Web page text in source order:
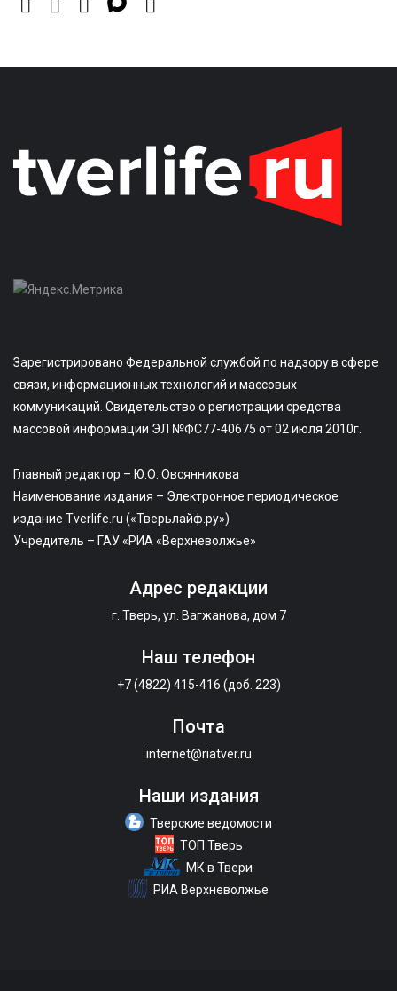
Зарегистрировано Федеральной службой по надзору в сфере
связи, информационных технологий и массовых
коммуникаций. Свидетельство о регистрации средства
массовой информации ЭЛ №ФС77-40675 от 02 июля 2010г.
Главный редактор – Ю.О. Овсянникова
Наименование издания – Электронное периодическое
издание Tverlife.ru («Тверьлайф.ру»)
Учредитель – ГАУ «РИА «Верхневолжье»
Адрес редакции
г. Тверь, ул. Вагжанова, дом 7
Наш телефон
+7 (4822) 415-416 (доб. 223)
Почта
internet@riatver.ru
Наши издания
Тверские ведомости
ТОП Тверь
МК в Твери
РИА Верхневолжье